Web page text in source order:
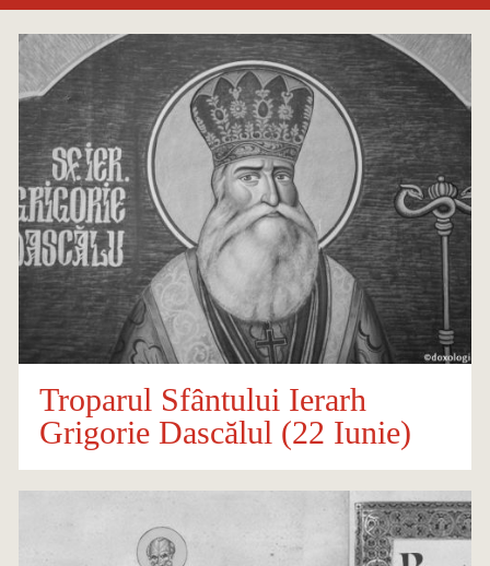
Troparul Sfântului Ierarh
Grigorie Dascălul (22 Iunie)